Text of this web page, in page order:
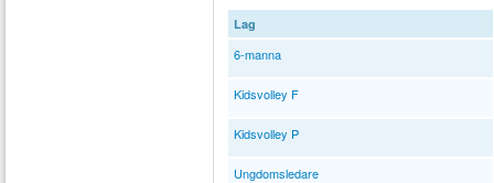
Lag
6-manna
Kidsvolley F
Kidsvolley P
Ungdomsledare